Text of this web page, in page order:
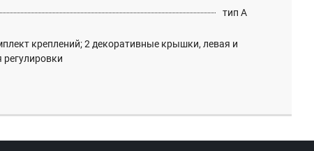
тип A
креплений; 2 декоративные крышки, левая и